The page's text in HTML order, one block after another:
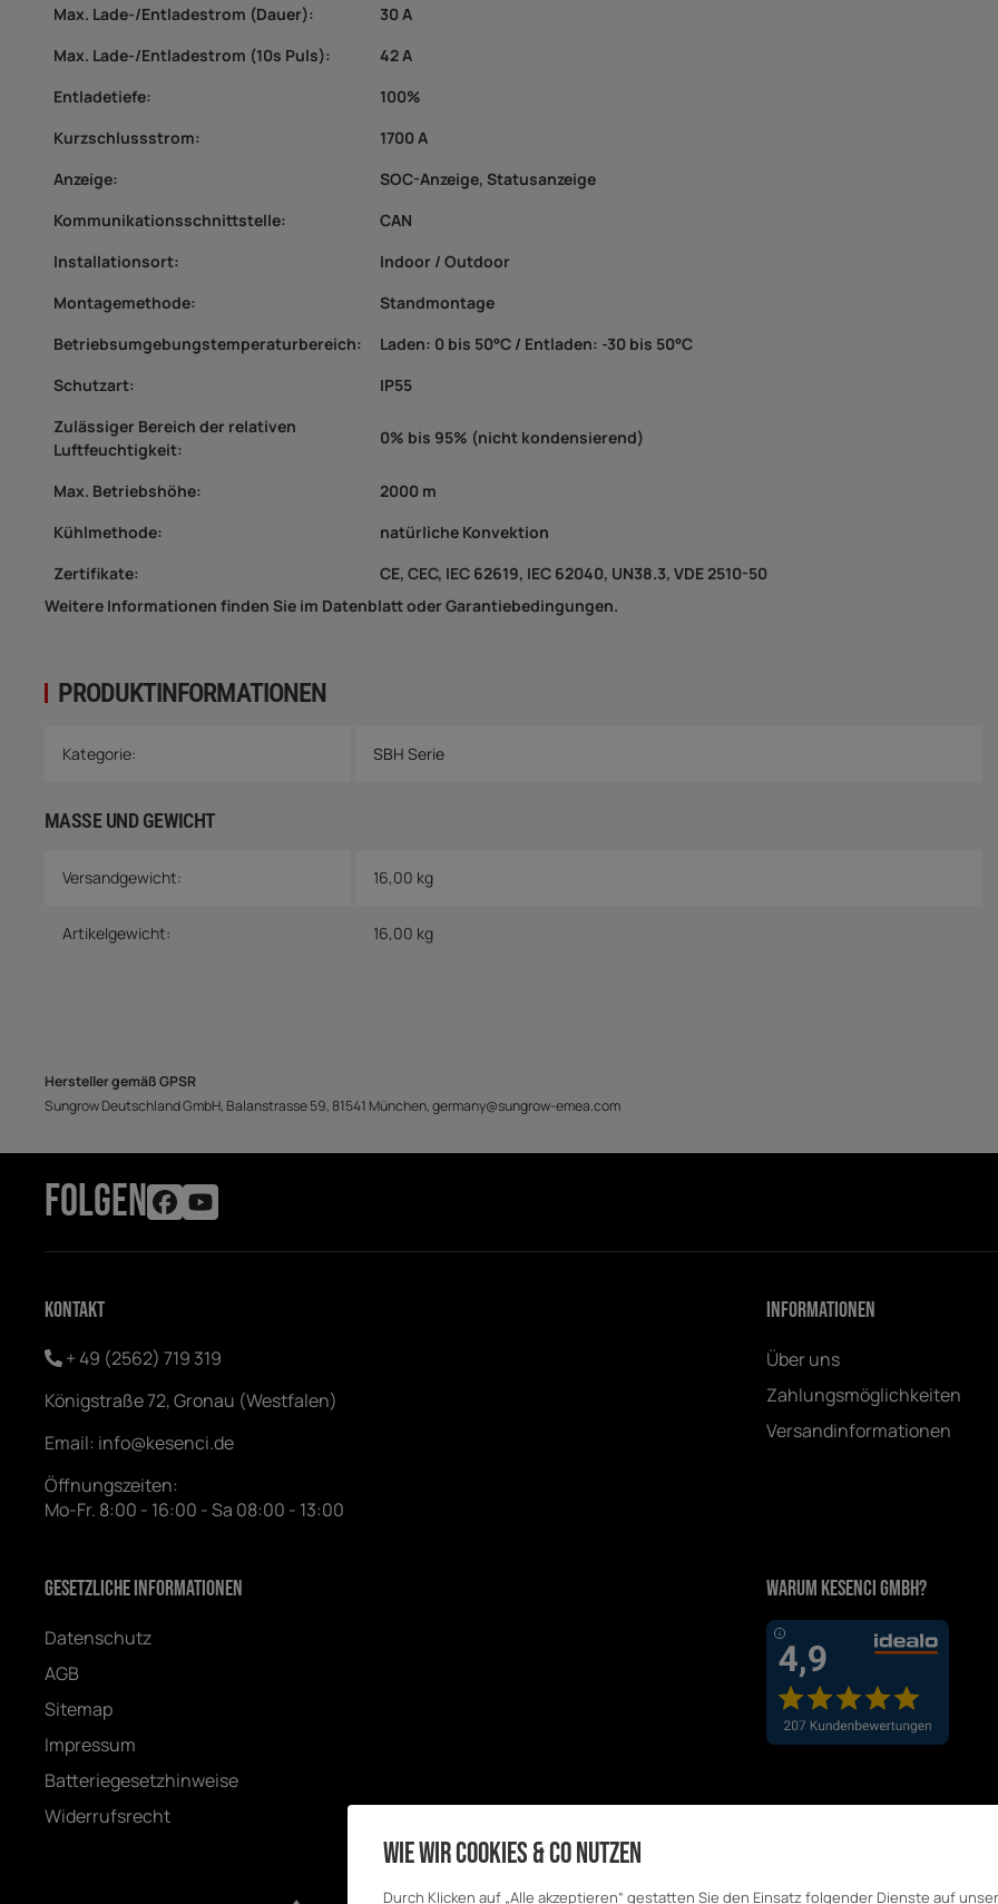
PRODUKTINFORMATIONEN
Produkteigenschaft
Wert
Kategorie: SBH Serie
MASSE UND GEWICHT
Versandgewicht: 16,00 kg
Artikelgewicht: 16,00 kg
Max. Lade-/Entladestrom (Dauer):
30 A
Max. Lade-/Entladestrom (10s Puls):
42 A
Entladetiefe:
100%
Kurzschlussstrom:
1700 A
Anzeige:
SOC-Anzeige, Statusanzeige
Kommunikationsschnittstelle:
CAN
Installationsort:
Indoor / Outdoor
Montagemethode:
Standmontage
Betriebsumgebungstemperaturbereich:
Laden: 0 bis 50°C / Entladen: -30 bis 50°C
Schutzart:
IP55
Zulässiger Bereich der relativen
Luftfeuchtigkeit:
0% bis 95% (nicht kondensierend)
Max. Betriebshöhe:
2000 m
Kühlmethode:
natürliche Konvektion
Zertifikate:
CE, CEC, IEC 62619, IEC 62040, UN38.3, VDE 2510-50
Weitere Informationen finden Sie im Datenblatt oder Garantiebedingungen.
Hersteller gemäß GPSR
Sungrow Deutschland GmbH, Balanstrasse 59, 81541 München, germany@sungrow-emea.com
FOLGEN
Kontakt
+ 49 (2562) 719 319
Königstraße 72, Gronau (Westfalen)
Email: info@kesenci.de
Öffnungszeiten:
Mo-Fr. 8:00 - 16:00 - Sa 08:00 - 13:00
Informationen
Über uns
Zahlungsmöglichkeiten
Versandinformationen
Gesetzliche Informationen
Datenschutz
AGB
Sitemap
Impressum
Batteriegesetzhinweise
Widerrufsrecht
Warum Kesenci GmbH?
Wie wir Cookies & Co nutzen
Durch Klicken auf „Alle akzeptieren“ gestatten Sie den Einsatz folgender Dienste auf